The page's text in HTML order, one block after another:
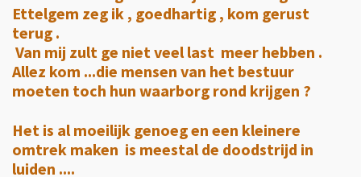
Ettelgem zeg ik , goedhartig , kom gerust
terug .
Van mij zult ge niet veel last meer hebben .
Allez kom ...die mensen van het bestuur
moeten toch hun waarborg rond krijgen ?
Het is al moeilijk genoeg en een kleinere
omtrek maken is meestal de doodstrijd in
luiden ....